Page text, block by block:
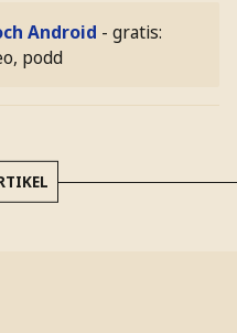
Android - gratis:
podd